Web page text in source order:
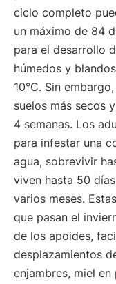
ciclo completo
un máximo de 84
para el desarrollo
húmedos y
10°C. Sin
suelos más secos
4 semanas. Los
para infestar una
agua, sobrevivir
viven hasta 50
varios meses.
que pasan el
de los apoides,
desplazamientos
enjambres, miel